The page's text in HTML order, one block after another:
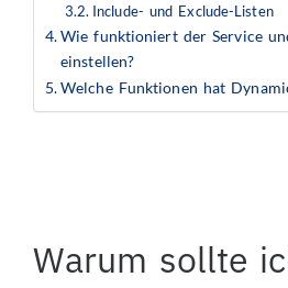
Include- und Exclude-Listen
Wie funktioniert der Service
einstellen?
Welche Funktionen hat
Warum sollte